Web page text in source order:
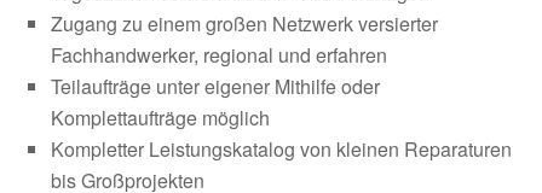
Zugang zu einem großen Netzwerk versierter
Fachhandwerker, regional und erfahren
Teilaufträge unter eigener Mithilfe oder
Komplettaufträge möglich
Kompletter Leistungskatalog von kleinen Reparaturen
bis Großprojekten